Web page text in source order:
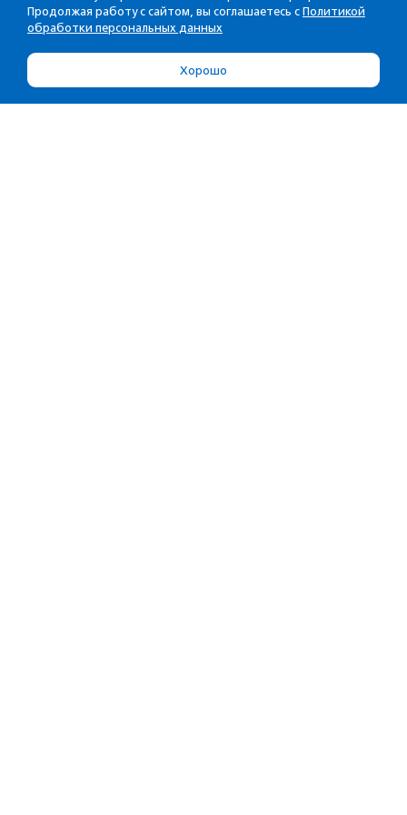
Продолжая работу с сайтом, вы соглашаетесь с Политикой
обработки персональных данных
Хорошо